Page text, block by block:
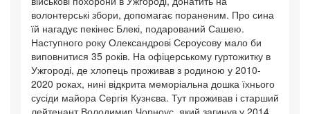
волонтерські збори, допомагає пораненим. Про сина
їй нагадує пекінес Блекі, подарований Сашею.
Наступного року Олександрові Сєроусову мало би
виповнитися 35 років. На офіцерському гуртожитку в
Ужгороді, де хлопець проживав з родиною у 2010-
2020 роках, нині відкрита меморіальна дошка їхнього
сусіди майора Сергія Кузнєва. Тут проживав і старший
лейтенант Володимир Чорноус, який загинув у 2014